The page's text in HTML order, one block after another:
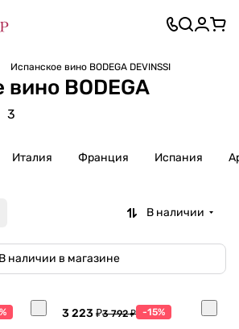
Испанское вино BODEGA DEVINSSI
BODEGA
3
Италия Франция Испания
В наличии
В наличии в магазине
3 223 ₽3 792 ₽ -15%